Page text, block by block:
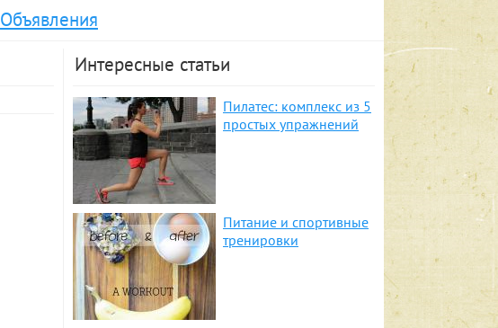
Объявления
Интересные статьи
Пилатес: комплекс из 5
простых упражнений
Питание и спортивные
тренировки